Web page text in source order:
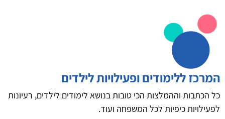
המרכז ללימודים ופעילויות לילדים
כל הכתבות וההמלצות הכי טובות בנושא לימודים לילדים, רעיונות
לפעילויות כיפיות לכל המשפחה ועוד.